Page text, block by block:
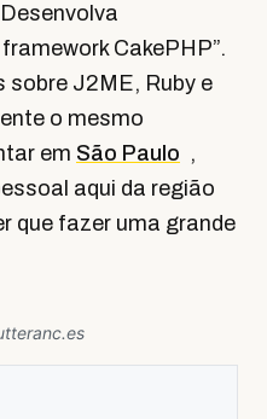
CakePHP”.
sobre J2ME, Ruby e
o mesmo
em São Paulo ,
aqui da região
que fazer uma grande